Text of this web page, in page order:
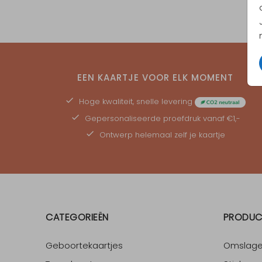
EEN KAARTJE VOOR ELK MOMENT
Hoge kwaliteit, snelle levering
Gepersonaliseerde proefdrukvanaf €1,-
Ontwerp helemaal zelf je kaartje
CATEGORIEËN
Geboortekaartjes